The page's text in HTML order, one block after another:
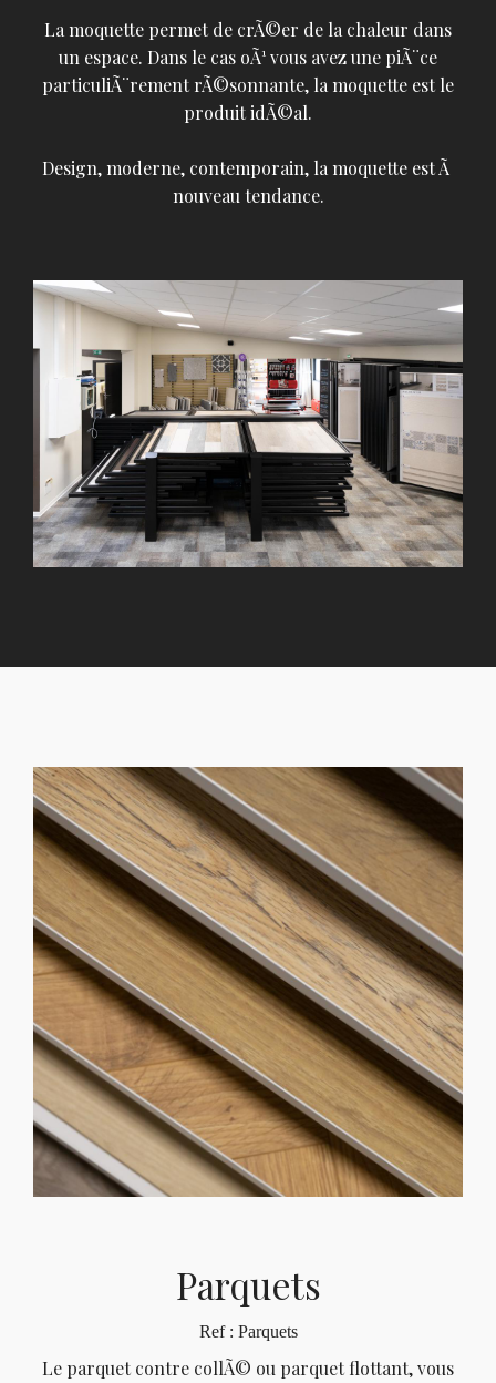
La moquette permet de crÃ©er de la chaleur dans
un espace. Dans le cas oÃ¹ vous avez une piÃ¨ce
particuliÃ¨rement rÃ©sonnante, la moquette est le
produit idÃ©al.
Design, moderne, contemporain, la moquette est Ã
nouveau tendance.
Parquets
Ref : Parquets
Le parquet contre collÃ© ou parquet flottant, vous